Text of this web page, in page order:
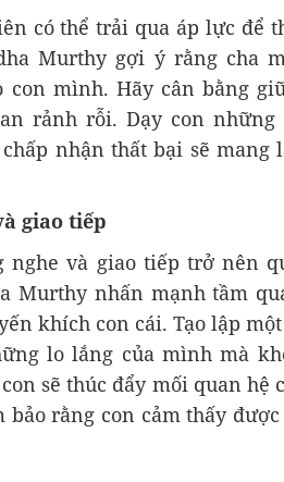
có thể trải qua áp lực để
Murthy gợi ý rằng cha
con mình. Hãy cân bằng
rảnh rỗi. Dạy con
nhận thất bại sẽ
giao tiếp
nghe và giao tiếp trở nên
Murthy nhấn mạnh tầm
khích con cái. Tạo lập
lo lắng của mình mà
sẽ thúc đẩy mối quan hệ
bảo rằng con cảm thấy